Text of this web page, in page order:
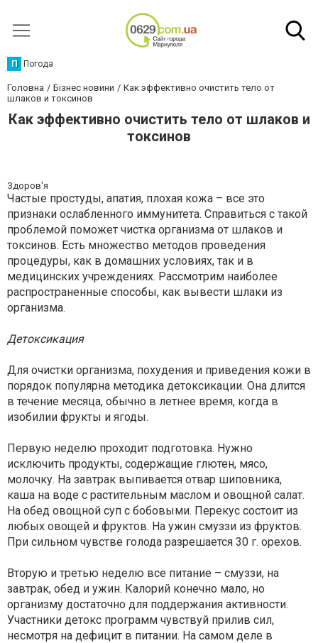
П Погода
Головна Бізнес новини
Как эффективно очистить тело от
шлаков и токсинов
Как эффективно очистить тело от шлаков и
токсинов
Здоров'я
Частые простуды, апатия, плохая кожа – все это
признаки ослабленного иммунитета. Справиться с такой
проблемой поможет чистка организма от шлаков и
токсинов. Есть множество методов проведения
процедуры, как в домашних условиях, так и в
медицинских учреждениях. Рассмотрим наиболее
распространенные способы, как вывести шлаки из
организма.
Детоксикация
Для очистки организма, похудения и приведения кожи в
порядок популярна методика детоксикации. Она длится
в течение месяца, обычно в летнее время, когда в
изобилии фрукты и ягоды.
Первую неделю проходит подготовка. Нужно
исключить продукты, содержащие глютен, мясо,
молочку. На завтрак выпивается отвар шиповника,
каша на воде с растительным маслом и овощной салат.
На обед овощной суп с бобовыми. Перекус состоит из
любых овощей и фруктов. На ужин смуззи из фруктов.
При сильном чувстве голода разрешается 30 г. орехов.
Вторую и третью неделю все питание – смуззи, на
завтрак, обед и ужин. Калорий конечно мало, но
организму достаточно для поддержания активности.
Участники детокс программ чувствуй прилив сил,
несмотря на дефицит в питании. На самом деле в